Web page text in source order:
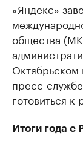
«Яндекс»
общества
Октябрьском
пресс-
готовиться к
Итоги года с